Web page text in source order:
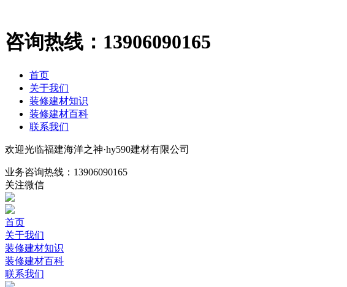
咨询热线： 13906090165
首页
关于我们
装修建材知识
装修建材百科
联系我们
欢迎光临福建海洋之神·hy590建材有限公司
业务咨询热线： 13906090165
关注微信
首页
关于我们
装修建材知识
装修建材百科
联系我们